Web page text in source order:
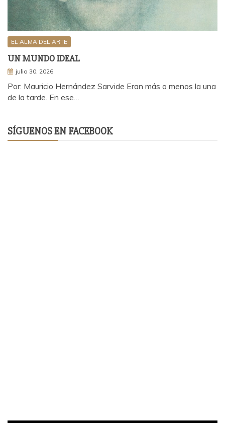
EL ALMA DEL ARTE
UN MUNDO IDEAL
julio 30, 2026
Por: Mauricio Hernández Sarvide Eran más o menos la una
de la tarde. En ese…
SÍGUENOS EN FACEBOOK